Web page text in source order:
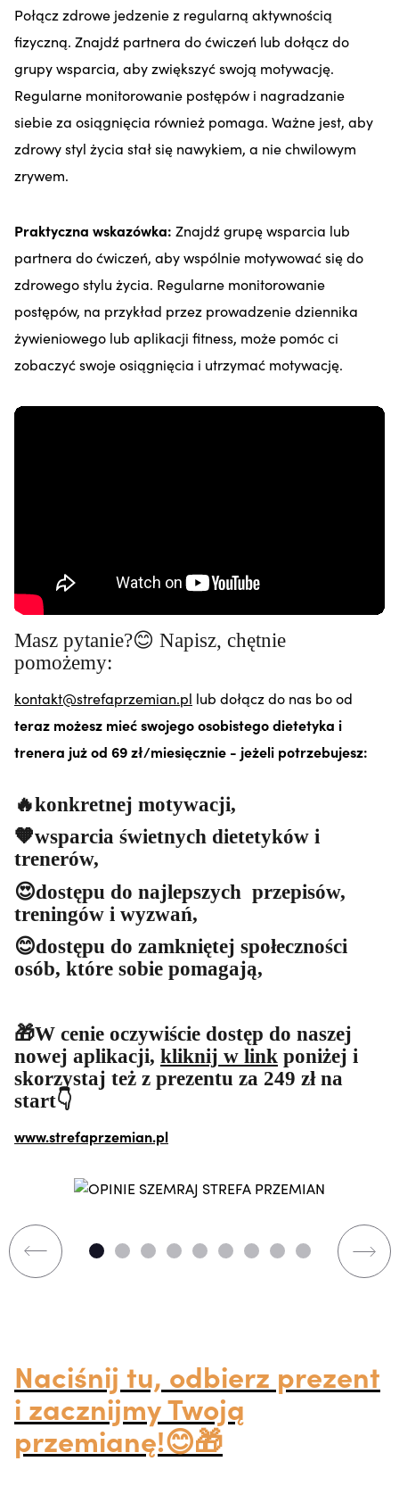
Połącz zdrowe jedzenie z regularną aktywnością
fizyczną. Znajdź partnera do ćwiczeń lub dołącz do
grupy wsparcia, aby zwiększyć swoją motywację.
Regularne monitorowanie postępów i nagradzanie
siebie za osiągnięcia również pomaga. Ważne jest, aby
zdrowy styl życia stał się nawykiem, a nie chwilowym
zrywem.
Praktyczna wskazówka: Znajdź grupę wsparcia lub
partnera do ćwiczeń, aby wspólnie motywować się do
zdrowego stylu życia. Regularne monitorowanie
postępów, na przykład przez prowadzenie dziennika
żywieniowego lub aplikacji fitness, może pomóc ci
zobaczyć swoje osiągnięcia i utrzymać motywację.
Masz pytanie?😊 Napisz, chętnie
pomożemy:
kontakt@strefaprzemian.pl lub dołącz do nas bo od
teraz możesz mieć swojego osobistego dietetyka i
trenera już od 69 zł/miesięcznie - jeżeli potrzebujesz:
🔥konkretnej motywacji,
🧡wsparcia świetnych dietetyków i
trenerów,
😍dostępu do najlepszych przepisów,
treningów i wyzwań,
😊dostępu do zamkniętej społeczności
osób, które sobie pomagają,
🎁W cenie oczywiście dostęp do naszej
nowej aplikacji, kliknij w link poniżej i
skorzystaj też z prezentu za 249 zł na
start👇
www.strefaprzemian.pl
Naciśnij tu, odbierz prezent
i zacznijmy Twoją
przemianę!😊🎁